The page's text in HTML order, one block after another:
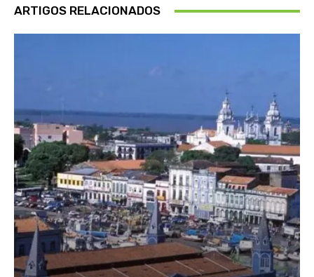
ARTIGOS RELACIONADOS